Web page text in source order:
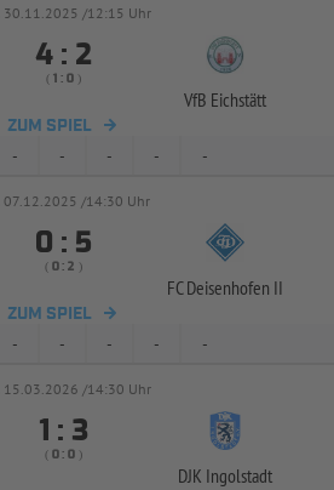
30.11.2025 /12:15 Uhr
 : 
(  :  )
VfB Eichstätt
ZUM SPIEL
- - - - -
07.12.2025 /14:30 Uhr
 : 
( :  )
FC Deisenhofen II
ZUM SPIEL
- - - - -
15.03.2026 /14:30 Uhr
 : 
( :  )
DJK Ingolstadt